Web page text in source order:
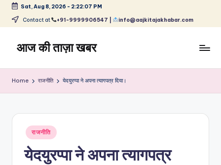
Skip
content
Sat, Aug 8, 2026 - 2:22:08 PM
Contact at +91-9999906547 | info@aajkitajakhabar.com
आज की ताज़ा खबर
मनोरंजन,
व्यापार
Home राजनीति येदयुरप्पा ने अपना त्यागपत्र दिया।
Posted
in
राजनीति
येदयुरप्पा ने अपना त्यागपत्र